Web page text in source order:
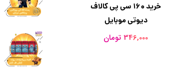
خرید ۱۶۰ سی پی کالاف
دیوتی موبایل
346,000 تومان